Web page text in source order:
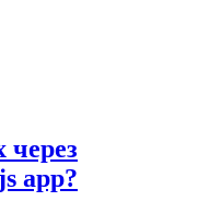
через
app?